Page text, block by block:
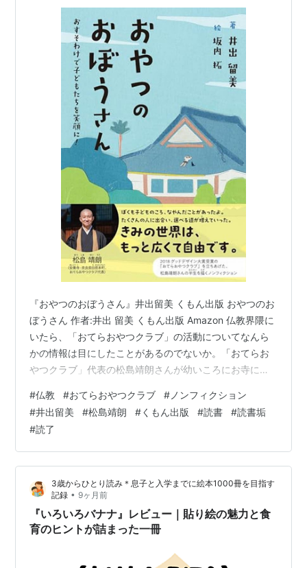
『おやつのおぼうさん』井出留美 くもん出版 おやつのお
ぼうさん 作者:井出 留美 くもん出版 Amazon 仏教界隈に
いたら、「おてらおやつクラブ」の活動についてなんら
かの情報は目にしたことがあるのでないか。「おてらお
やつクラブ」代表の松島靖朗さんが幼いころにお寺に住
て社会人になり、そして絶対帰らないはずのお寺に戻っ
てきた物語。やっぱりお寺ってデフォルト継ぎたくない
もんなんだな。でもさ、選択肢があるっていうのはすご
いアドバンテージのようにも感じる氷河期世代。 おてら
おやつクラブの創設から今に至る内容ではやっぱりコロ
ナの時に助けてほしいという声が…
#仏教 #おてらおやつクラブ # ノンフィクション
#井出留美 #松島靖朗 #くもん出版 #読書 #読書垢
#読了
3歳からひとり読み＊息子と入学までに絵本1000冊を目指す
記録 • 9ヶ月前
『いろいろバナナ』レビュー｜貼り絵の魅力と食
育のヒントが詰まった一冊